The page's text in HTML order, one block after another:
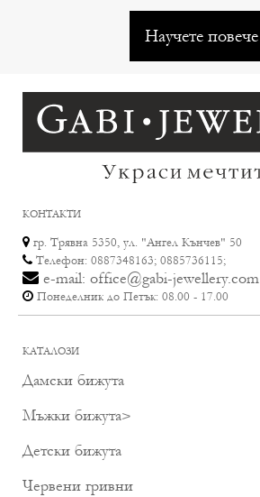
Научете повече
КОНТАКТИ
гр. Трявна 5350, ул. "Ангел Кънчев" 50
Телефон: 0887348163; 0885736115;
e-mail: office@gabi-jewellery.com
Понеделник до Петък: 08.00 - 17.00
КАТАЛОЗИ
Дамски бижута
Мъжки бижута>
Детски бижута
Червени гривни